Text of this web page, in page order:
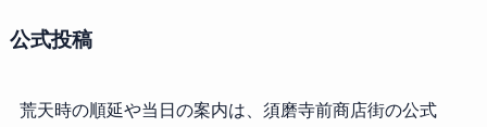
公式投稿
荒天時の順延や当日の案内は、須磨寺前商店街の公式